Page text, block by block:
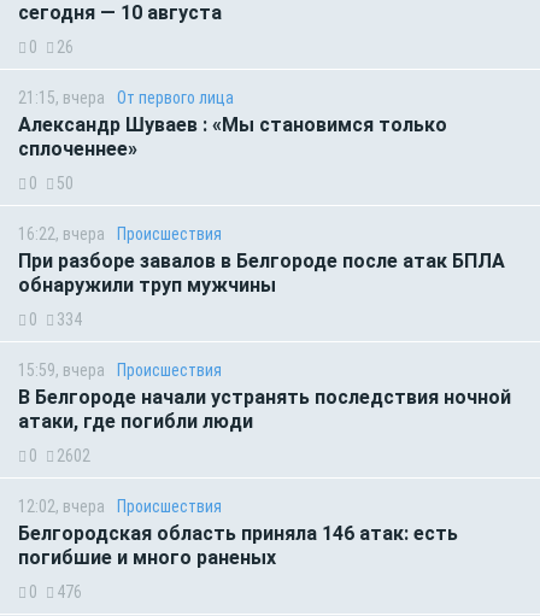
сегодня — 10 августа
0 26
21:15, вчера От первого лица
Александр Шуваев : «Мы становимся только
сплоченнее»
0 50
16:22, вчера Происшествия
При разборе завалов в Белгороде после атак БПЛА
обнаружили труп мужчины
0 334
15:59, вчера Происшествия
В Белгороде начали устранять последствия ночной
атаки, где погибли люди
0 2602
12:02, вчера Происшествия
Белгородская область приняла 146 атак: есть
погибшие и много раненых
0 476